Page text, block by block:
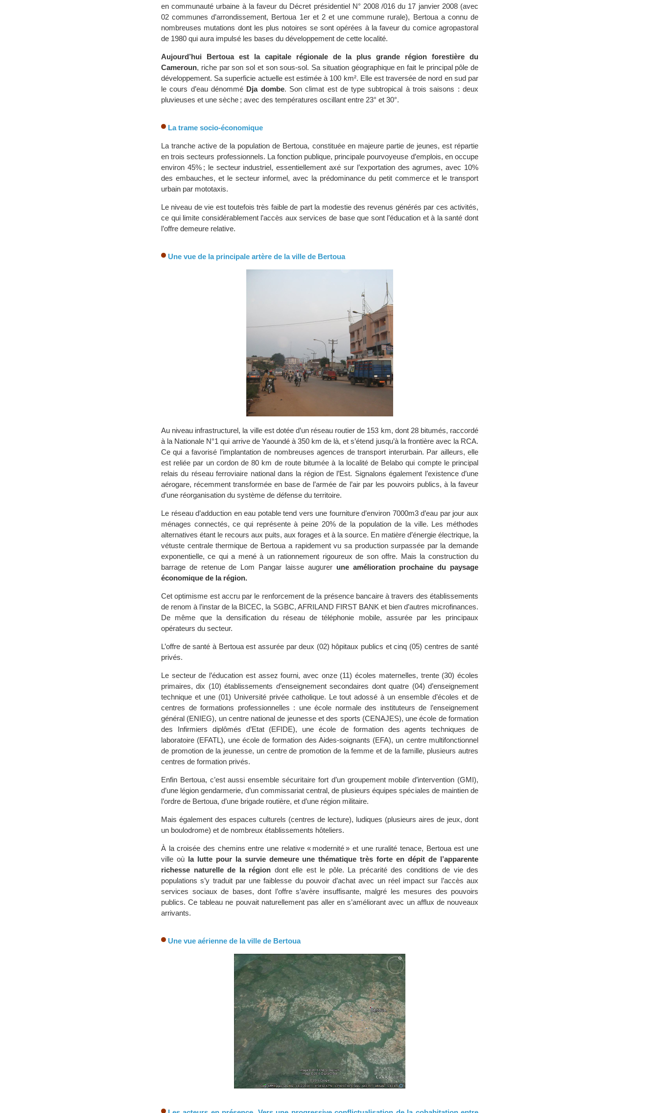
en communauté urbaine à la faveur du Décret présidentiel N° 2008 /016 du 17 janvier 2008 (avec
02 communes d’arrondissement, Bertoua 1er et 2 et une commune rurale), Bertoua a connu de
nombreuses mutations dont les plus notoires se sont opérées à la faveur du comice agropastoral
de 1980 qui aura impulsé les bases du développement de cette localité.
Aujourd’hui Bertoua est la capitale régionale de la plus grande région forestière du
Cameroun, riche par son sol et son sous-sol. Sa situation géographique en fait le principal pôle de
développement. Sa superficie actuelle est estimée à 100 km². Elle est traversée de nord en sud par
le cours d’eau dénommé Dja dombe. Son climat est de type subtropical à trois saisons : deux
pluvieuses et une sèche ; avec des températures oscillant entre 23° et 30°.
La trame socio-économique
La tranche active de la population de Bertoua, constituée en majeure partie de jeunes, est répartie
en trois secteurs professionnels. La fonction publique, principale pourvoyeuse d’emplois, en occupe
environ 45% ; le secteur industriel, essentiellement axé sur l’exportation des agrumes, avec 10%
des embauches, et le secteur informel, avec la prédominance du petit commerce et le transport
urbain par mototaxis.
Le niveau de vie est toutefois très faible de part la modestie des revenus générés par ces activités,
ce qui limite considérablement l’accès aux services de base que sont l’éducation et à la santé dont
l’offre demeure relative.
Une vue de la principale artère de la ville de Bertoua
Au niveau infrastructurel, la ville est dotée d’un réseau routier de 153 km, dont 28 bitumés, raccordé
à la Nationale N°1 qui arrive de Yaoundé à 350 km de là, et s’étend jusqu’à la frontière avec la RCA.
Ce qui a favorisé l’implantation de nombreuses agences de transport interurbain. Par ailleurs, elle
est reliée par un cordon de 80 km de route bitumée à la localité de Belabo qui compte le principal
relais du réseau ferroviaire national dans la région de l’Est. Signalons également l’existence d’une
aérogare, récemment transformée en base de l’armée de l’air par les pouvoirs publics, à la faveur
d’une réorganisation du système de défense du territoire.
Le réseau d’adduction en eau potable tend vers une fourniture d’environ 7000m3 d’eau par jour aux
ménages connectés, ce qui représente à peine 20% de la population de la ville. Les méthodes
alternatives étant le recours aux puits, aux forages et à la source. En matière d’énergie électrique, la
vétuste centrale thermique de Bertoua a rapidement vu sa production surpassée par la demande
exponentielle, ce qui a mené à un rationnement rigoureux de son offre. Mais la construction du
barrage de retenue de Lom Pangar laisse augurer une amélioration prochaine du paysage
économique de la région.
Cet optimisme est accru par le renforcement de la présence bancaire à travers des établissements
de renom à l’instar de la BICEC, la SGBC, AFRILAND FIRST BANK et bien d’autres microfinances.
De même que la densification du réseau de téléphonie mobile, assurée par les principaux
opérateurs du secteur.
L’offre de santé à Bertoua est assurée par deux (02) hôpitaux publics et cinq (05) centres de santé
privés.
Le secteur de l’éducation est assez fourni, avec onze (11) écoles maternelles, trente (30) écoles
primaires, dix (10) établissements d’enseignement secondaires dont quatre (04) d’enseignement
technique et une (01) Université privée catholique. Le tout adossé à un ensemble d’écoles et de
centres de formations professionnelles : une école normale des instituteurs de l’enseignement
général (ENIEG), un centre national de jeunesse et des sports (CENAJES), une école de formation
des Infirmiers diplômés d’Etat (EFIDE), une école de formation des agents techniques de
laboratoire (EFATL), une école de formation des Aides-soignants (EFA), un centre multifonctionnel
de promotion de la jeunesse, un centre de promotion de la femme et de la famille, plusieurs autres
centres de formation privés.
Enfin Bertoua, c’est aussi ensemble sécuritaire fort d’un groupement mobile d’intervention (GMI),
d’une légion gendarmerie, d’un commissariat central, de plusieurs équipes spéciales de maintien de
l’ordre de Bertoua, d’une brigade routière, et d’une région militaire.
Mais également des espaces culturels (centres de lecture), ludiques (plusieurs aires de jeux, dont
un boulodrome) et de nombreux établissements hôteliers.
À la croisée des chemins entre une relative « modernité » et une ruralité tenace, Bertoua est une
ville où la lutte pour la survie demeure une thématique très forte en dépit de l’apparente
richesse naturelle de la région dont elle est le pôle. La précarité des conditions de vie des
populations s’y traduit par une faiblesse du pouvoir d’achat avec un réel impact sur l’accès aux
services sociaux de bases, dont l’offre s’avère insuffisante, malgré les mesures des pouvoirs
publics. Ce tableau ne pouvait naturellement pas aller en s’améliorant avec un afflux de nouveaux
arrivants.
Une vue aérienne de la ville de Bertoua